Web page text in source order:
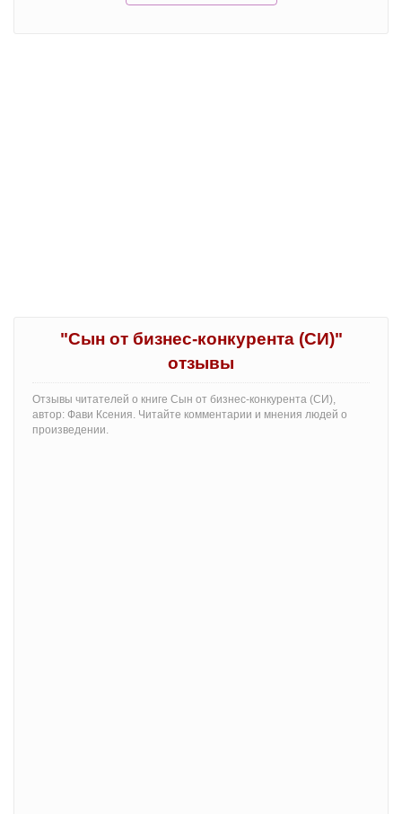
"Сын от бизнес-конкурента (СИ)"
отзывы
Отзывы читателей о книге Сын от бизнес-конкурента (СИ),
автор: Фави Ксения. Читайте комментарии и мнения людей о
произведении.